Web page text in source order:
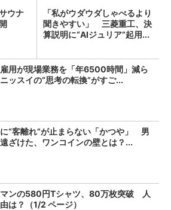
ウナ
「私がウダウダしゃべるより
聞きやすい」 三菱重工、決
算説明に“AIジュリア”起用...
用が現場業務を「年6500時間」減ら
ッスイの“思考の転換”がすご...
“客離れ”が止まらない「かつや」 男
ざけた、ワンコインの壁とは？...
マンの580円Tシャツ、80万枚突破 人
は？（1/2 ページ）